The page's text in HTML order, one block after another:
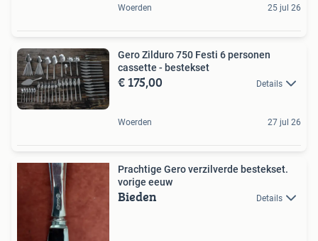
Woerden 25 jul 26
Gero Zilduro 750 Festi 6 personen
cassette - bestekset
€ 175,00 Details
Woerden 27 jul 26
Prachtige Gero verzilverde bestekset.
vorige eeuw
Bieden Details